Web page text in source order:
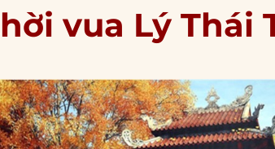
vua Lý Thái